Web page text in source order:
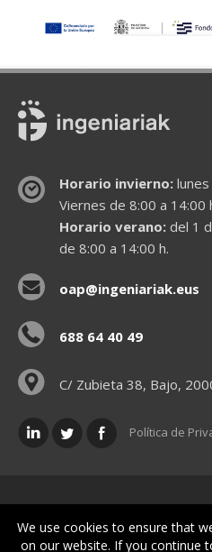
Horario invierno:lunes
Viernes de 8:00 a 14:00
Horario verano:del 1
de 8:00 a 14:00 h.
oap@ingeniariak.eus
688 64 40 49
C/ Zubieta 38, Bajo,
Política de
Políticas legales
We use cookies to ensure that
on our website. If you continue